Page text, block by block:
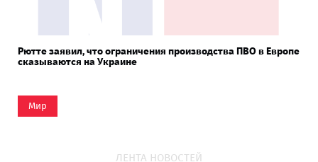
Рютте заявил, что ограничения производства ПВО в Европе
сказываются на Украине
Мир
ЛЕНТА НОВОСТЕЙ